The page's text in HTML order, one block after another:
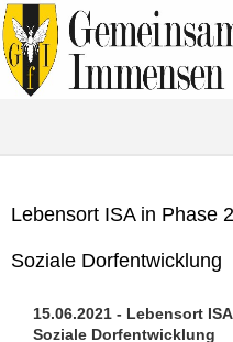
Lebensort ISA in Phase
Soziale Dorfentwicklung
15.06.2021 - Lebensort
Soziale Dorfentwicklung